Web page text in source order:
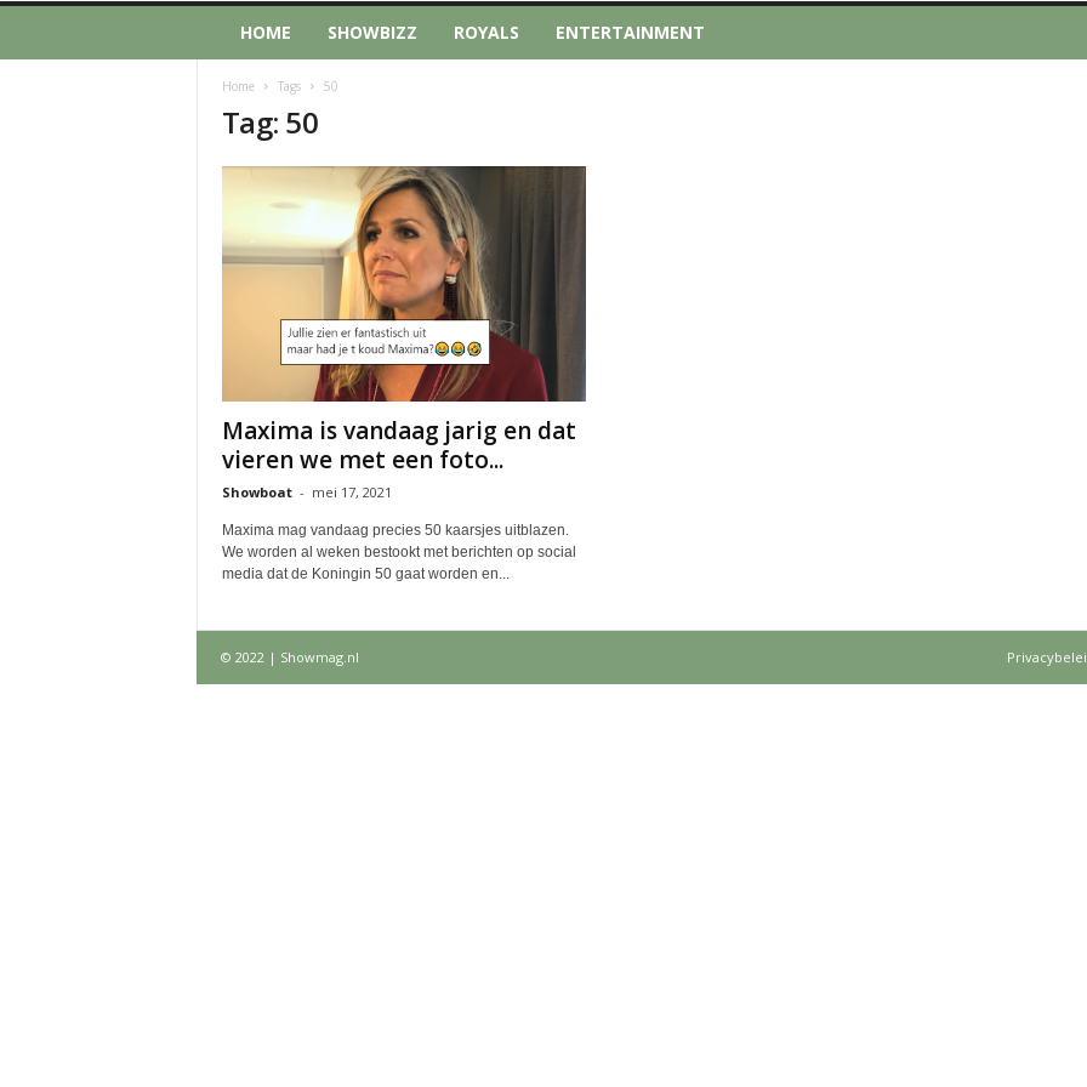
HOME SHOWBIZZ ROYALS ENTERTAINMENT
Home Tags 50
Tag: 50
Maxima is vandaag jarig en dat
vieren we met een foto...
Showboat - mei 17, 2021
Maxima mag vandaag precies 50 kaarsjes uitblazen.
We worden al weken bestookt met berichten op social
media dat de Koningin 50 gaat worden en...
© 2022 | Showmag.nl